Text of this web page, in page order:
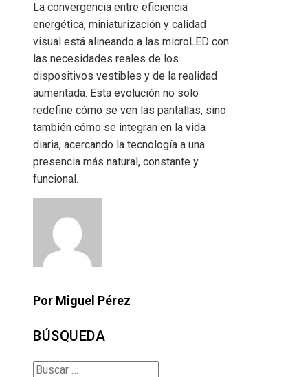
La convergencia entre eficiencia
energética, miniaturización y calidad
visual está alineando a las microLED con
las necesidades reales de los
dispositivos vestibles y de la realidad
aumentada. Esta evolución no solo
redefine cómo se ven las pantallas, sino
también cómo se integran en la vida
diaria, acercando la tecnología a una
presencia más natural, constante y
funcional.
Por Miguel Pérez
BÚSQUEDA
Buscar: